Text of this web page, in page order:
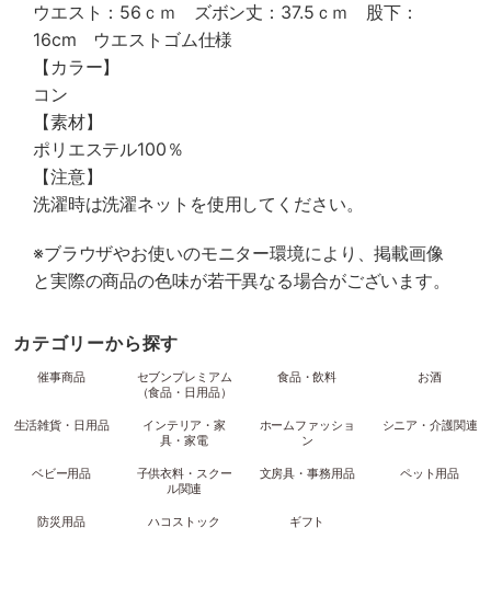
ウエスト：56ｃｍ ズボン丈：37.5ｃｍ 股下：
16cm ウエストゴム仕様
【カラー】
コン
【素材】
ポリエステル100％
【注意】
洗濯時は洗濯ネットを使用してください。
※ブラウザやお使いのモニター環境により、掲載画像
と実際の商品の色味が若干異なる場合がございます。
カテゴリーから探す
催事商品
セブンプレミアム
（食品・日用品）
食品・飲料 お酒
生活雑貨・日用品
インテリア・家
具・家電
ホームファッショ
ン
シニア・介護関連
ベビー用品
子供衣料・スクー
ル関連
文房具・事務用品 ペット用品
防災用品 ハコストック ギフト